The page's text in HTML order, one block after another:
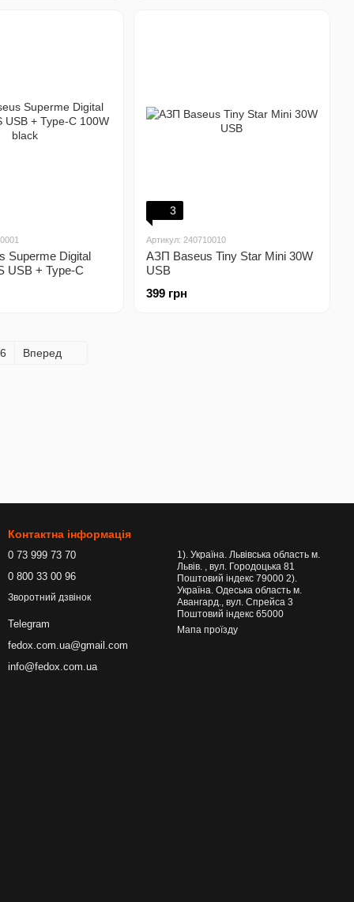
Superme Digital
USB + Type-C
3
Артикул: 240710010
АЗП Baseus Tiny Star Mini 30W
USB
399 грн
Вперед
Контактна інформація
0 73 999 73 70
0 800 33 00 96
Зворотний дзвінок
Telegram
fedox.com.ua@gmail.com
info@fedox.com.ua
1). Україна. Львівська область м.
Львів. , вул. Городоцька 81
Поштовий індекс 79000 2).
Україна. Одеська область м.
Авангард., вул. Спрейса 3
Поштовий індекс 65000
Мапа проїзду